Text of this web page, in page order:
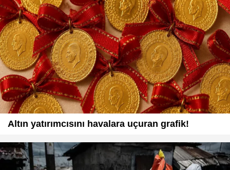
Altın yatırımcısını havalara uçuran grafik!